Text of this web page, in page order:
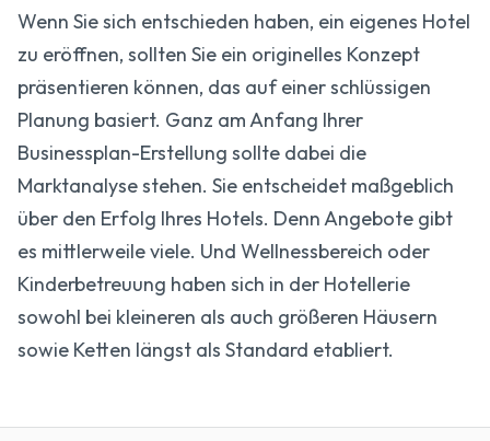
Wenn Sie sich entschieden haben, ein eigenes Hotel
zu eröffnen, sollten Sie ein originelles Konzept
präsentieren können, das auf einer schlüssigen
Planung basiert. Ganz am Anfang Ihrer
Businessplan-Erstellung sollte dabei die
Marktanalyse stehen. Sie entscheidet maßgeblich
über den Erfolg Ihres Hotels. Denn Angebote gibt
es mittlerweile viele. Und Wellnessbereich oder
Kinderbetreuung haben sich in der Hotellerie
sowohl bei kleineren als auch größeren Häusern
sowie Ketten längst als Standard etabliert.